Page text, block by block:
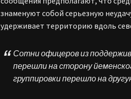
знаменуют собой серьезную
удерживает территорию вдоль
Сотни офицеров из
перешли на сторону
группировки перешло на